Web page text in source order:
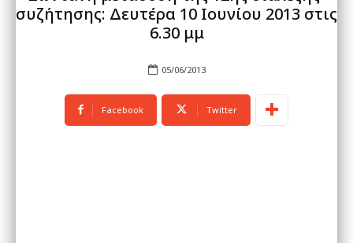
συζήτησης: Δευτέρα 10 Ιουνίου 2013 στις
6.30 μμ
05/06/2013
Facebook Twitter